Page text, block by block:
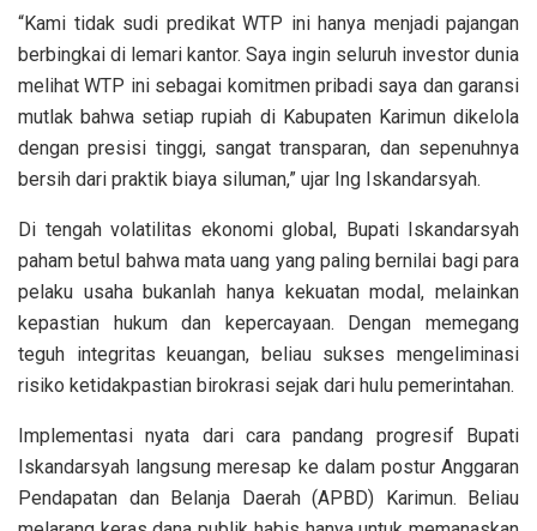
“Kami tidak sudi predikat WTP ini hanya menjadi pajangan
berbingkai di lemari kantor. Saya ingin seluruh investor dunia
melihat WTP ini sebagai komitmen pribadi saya dan garansi
mutlak bahwa setiap rupiah di Kabupaten Karimun dikelola
dengan presisi tinggi, sangat transparan, dan sepenuhnya
bersih dari praktik biaya siluman,” ujar Ing Iskandarsyah.
Di tengah volatilitas ekonomi global, Bupati Iskandarsyah
paham betul bahwa mata uang yang paling bernilai bagi para
pelaku usaha bukanlah hanya kekuatan modal, melainkan
kepastian hukum dan kepercayaan. Dengan memegang
teguh integritas keuangan, beliau sukses mengeliminasi
risiko ketidakpastian birokrasi sejak dari hulu pemerintahan.
Implementasi nyata dari cara pandang progresif Bupati
Iskandarsyah langsung meresap ke dalam postur Anggaran
Pendapatan dan Belanja Daerah (APBD) Karimun. Beliau